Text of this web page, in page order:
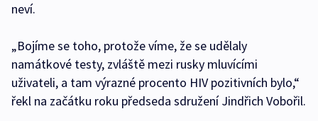
neví.
„Bojíme se toho, protože víme, že se udělaly
namátkové testy, zvláště mezi rusky mluvícími
uživateli, a tam výrazné procento HIV pozitivních bylo,“
řekl na začátku roku předseda sdružení Jindřich Vobořil.